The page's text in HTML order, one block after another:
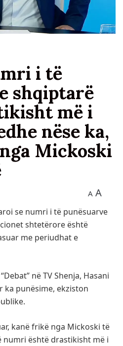
i të
shqiptarë
më i
nëse ka,
Mickoski
A A
se numri i të punësuarve
shtetërore është
me periudhat e
në TV Shenja, Hasani
ka punësime, ekziston
kanë frikë nga Mickoski të
numri është drastikisht më i